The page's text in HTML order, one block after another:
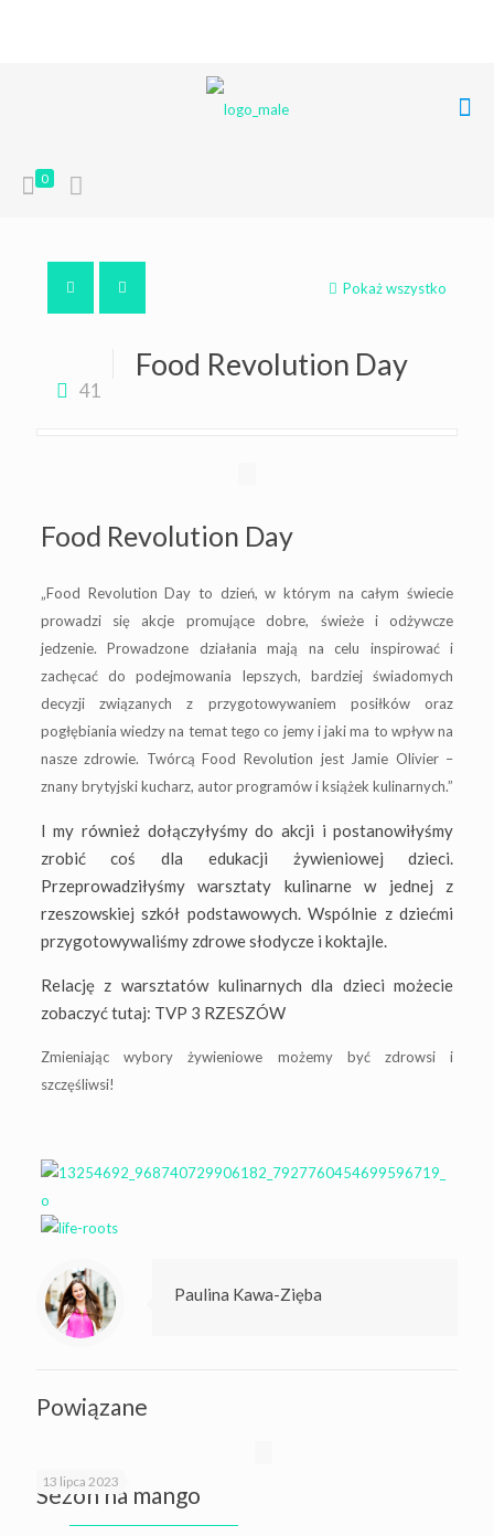
0
Pokaż wszystko
41
Food Revolution Day
Food Revolution Day
„Food Revolution Day to dzień, w którym na całym świecie
prowadzi się akcje promujące dobre, świeże i odżywcze
jedzenie. Prowadzone działania mają na celu inspirować i
zachęcać do podejmowania lepszych, bardziej świadomych
decyzji związanych z przygotowywaniem posiłków oraz
pogłębiania wiedzy na temat tego co jemy i jaki ma to wpływ na
nasze zdrowie. Twórcą Food Revolution jest Jamie Olivier –
znany brytyjski kucharz, autor programów i książek kulinarnych.”
I my również dołączyłyśmy do akcji i postanowiłyśmy
zrobić coś dla edukacji żywieniowej dzieci.
Przeprowadziłyśmy warsztaty kulinarne w jednej z
rzeszowskiej szkół podstawowych. Wspólnie z dziećmi
przygotowywaliśmy zdrowe słodycze i koktajle.
Relację z warsztatów kulinarnych dla dzieci możecie
zobaczyć tutaj: TVP 3 RZESZÓW
Zmieniając wybory żywieniowe możemy być zdrowsi i
szczęśliwsi!
Paulina Kawa-Zięba
Powiązane
13 lipca 2023
Sezon na mango